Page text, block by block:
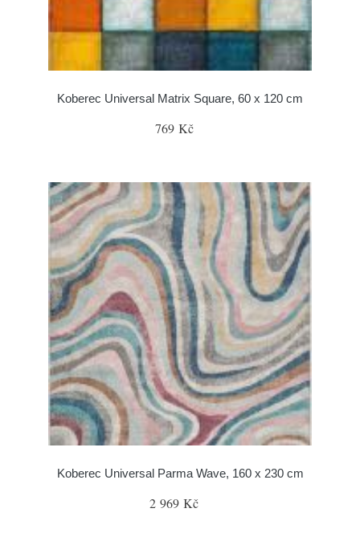
Koberec Universal Matrix Square, 60 x 120 cm
769 Kč
Koberec Universal Parma Wave, 160 x 230 cm
2 969 Kč